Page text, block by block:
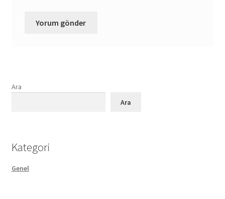
Ara
Ara
Kategori
Genel